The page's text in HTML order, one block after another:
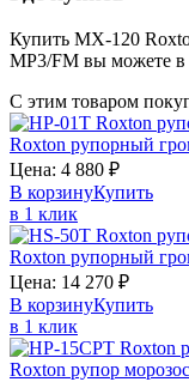
Купить MX-120
MP3/FM вы можете в
С этим товаром
Roxton рупорный
Цена: 4 880 ₽
В корзинуКупить
в 1 клик
Roxton рупорный
Цена: 14 270 ₽
В корзинуКупить
в 1 клик
Roxton рупор